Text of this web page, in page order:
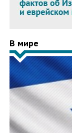
В мире